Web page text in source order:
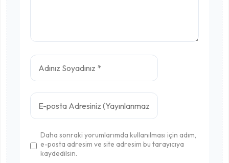
Daha sonraki yorumlarımda kullanılması için adım,
e-posta adresim ve site adresim bu tarayıcıya
kaydedilsin.